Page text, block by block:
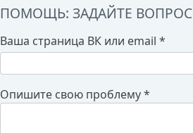
ПОМОЩЬ: ЗАДАЙТЕ ВОПРОС
Ваша страница ВК или email *
Опишите свою проблему*